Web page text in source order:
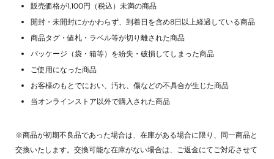
販売価格が1,100円（税込）未満の商品
開封・未開封にかかわらず、到着日を含め8日以上経過している商品
商品タグ・値札・ラベル等が切り離された商品
パッケージ（袋・箱等）を紛失・破損してしまった商品
ご使用になった商品
お客様のもとでにおい、汚れ、傷などの不具合が生じた商品
当オンラインストア以外で購入された商品
※商品が初期不良品であった場合は、在庫がある場合に限り、同一商品と
交換いたします。交換可能な在庫がない場合は、ご返金にてご対応させて